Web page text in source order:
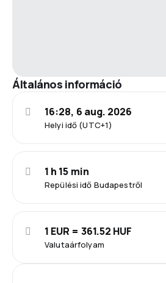
Általános információ
Helyi idő (UTC+1)
16:28, 6 aug. 2026
Repülési idő Budapestről
1 h 15 min
Valutaárfolyam
1 EUR = 361.52 HUF